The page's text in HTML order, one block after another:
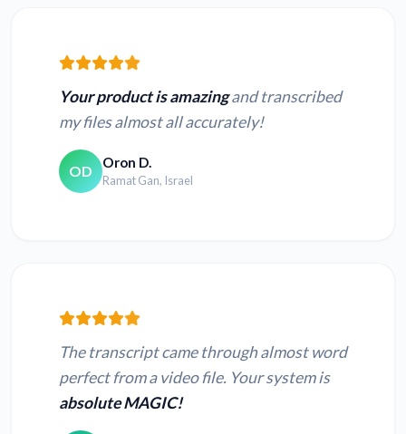
Your product is amazingand transcribed
my files almost all accurately!
OD Oron D.
Ramat Gan, Israel
The transcript came through almost word
perfect from a video file. Your system is
absolute MAGIC!